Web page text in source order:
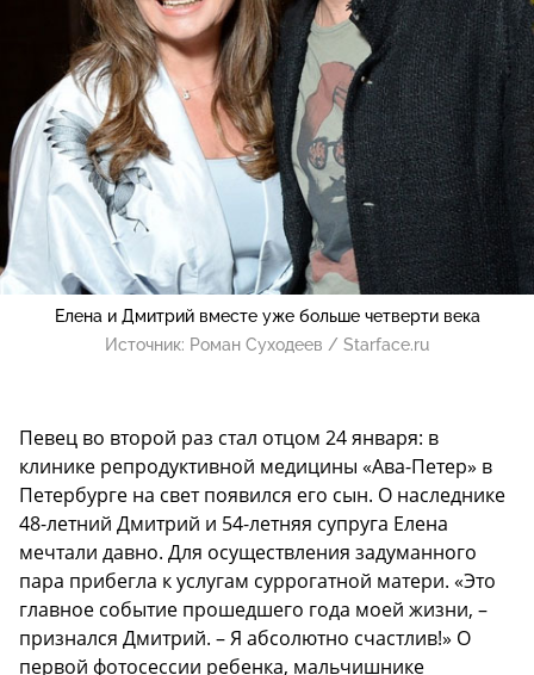
Елена и Дмитрий вместе уже больше четверти века
Источник: Роман Суходеев / Starface.ru
Певец во второй раз стал отцом 24 января: в
клинике репродуктивной медицины «Ава-Петер» в
Петербурге на свет появился его сын. О наследнике
48-летний Дмитрий и 54-летняя супруга Елена
мечтали давно. Для осуществления задуманного
пара прибегла к услугам суррогатной матери. «Это
главное событие прошедшего года моей жизни, –
признался Дмитрий. – Я абсолютно счастлив!» О
первой фотосессии ребенка, мальчишнике